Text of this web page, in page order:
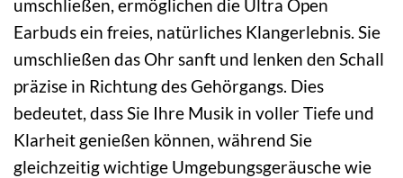
umschließen, ermöglichen die Ultra Open
Earbuds ein freies, natürliches Klangerlebnis. Sie
umschließen das Ohr sanft und lenken den Schall
präzise in Richtung des Gehörgangs. Dies
bedeutet, dass Sie Ihre Musik in voller Tiefe und
Klarheit genießen können, während Sie
gleichzeitig wichtige Umgebungsgeräusche wie